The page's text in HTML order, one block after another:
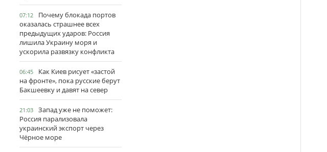
07:12
Почему блокада портов
оказалась страшнее всех
предыдущих ударов: Россия
лишила Украину моря и
ускорила развязку конфликта
06:45
Как Киев рисует «застой
на фронте», пока русские берут
Бакшеевку и давят на север
21:03
Запад уже не поможет:
Россия парализовала
украинский экспорт через
Чёрное море